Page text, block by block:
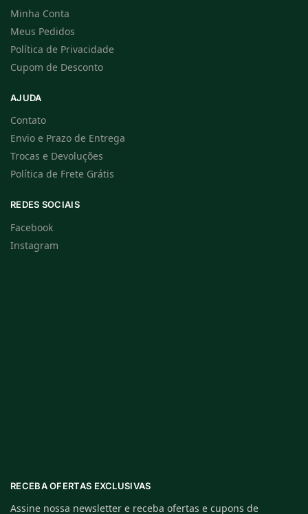
Minha Conta
Meus Pedidos
Política de Privacidade
Cupom de Desconto
AJUDA
Contato
Envio e Prazo de Entrega
Trocas e Devoluções
Política de Frete Grátis
REDES SOCIAIS
Facebook
Instagram
RECEBA OFERTAS EXCLUSIVAS
Assine nossa newsletter e receba ofertas e cupons de